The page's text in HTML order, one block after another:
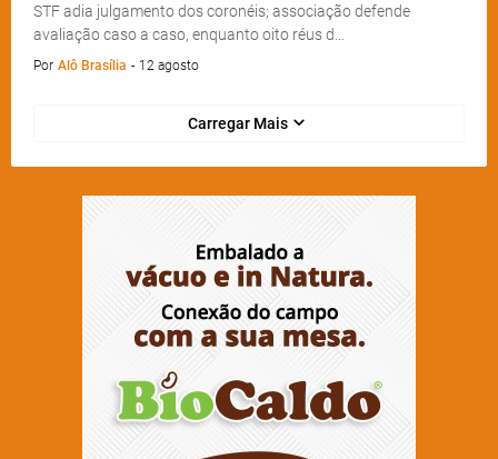
STF adia julgamento dos coronéis; associação defende
avaliação caso a caso, enquanto oito réus d…
Por Alô Brasília - 12 agosto
Carregar Mais